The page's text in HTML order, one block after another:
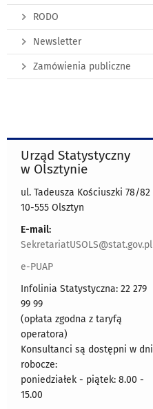
RODO
Newsletter
Zamówienia publiczne
Urząd Statystyczny
w Olsztynie
ul. Tadeusza Kościuszki 78/82
10-555 Olsztyn
E-mail:
SekretariatUSOLS@stat.gov.pl
e-PUAP
Infolinia Statystyczna: 22 279
99 99
(opłata zgodna z taryfą
operatora)
Konsultanci są dostępni w dni
robocze:
poniedziałek - piątek: 8.00 -
15.00